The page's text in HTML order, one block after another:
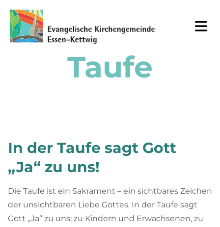
Taufe
In der Taufe sagt Gott
„Ja“ zu uns!
Die Taufe ist ein Sakrament – ein sichtbares Zeichen
der unsichtbaren Liebe Gottes. In der Taufe sagt
Gott „Ja“ zu uns: zu Kindern und Erwachsenen, zu